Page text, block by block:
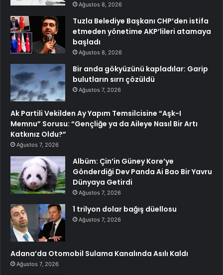
Ağustos 8, 2026
Tuzla Belediye Başkanı CHP’den istifa
etmeden yönetime AKP’lileri atamaya
başladı
Ağustos 8, 2026
Bir anda gökyüzünü kapladılar: Garip
bulutların sırrı çözüldü
Ağustos 7, 2026
Ak Partili Vekilden Ay Yapım Temsilcisine “Aşk-I
Memnu” Sorusu: “Gençliğe ya da Aileye Nasıl Bir Artı
Katkınız Oldu?”
Ağustos 7, 2026
Albüm: Çin’in Güney Kore’ye
Gönderdiği Dev Panda Ai Bao Bir Yavru
Dünyaya Getirdi
Ağustos 7, 2026
1 trilyon dolar bağış düellosu
Ağustos 7, 2026
Adana’da Otomobil Sulama Kanalında Asılı Kaldı
Ağustos 7, 2026